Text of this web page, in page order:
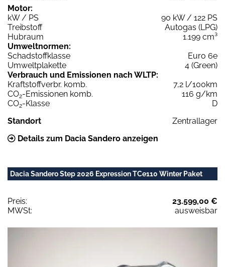
Motor:
kW / PS
90 kW / 122 PS
Treibstoff
Autogas (LPG)
Hubraum
1.199 cm³
Umweltnormen:
Schadstoffklasse
Euro 6e
Umweltplakette
4 (Green)
Verbrauch und Emissionen nach WLTP:
Kraftstoffverbr. komb.
7,2 l/100km
CO2-Emissionen komb.
116 g/km
CO2-Klasse
D
Standort
Zentrallager
Details zum Dacia Sandero anzeigen
Dacia Sandero Step 2026 Expression TCe110 Winter Paket
Preis:
23.599,00 €
MWSt:
ausweisbar